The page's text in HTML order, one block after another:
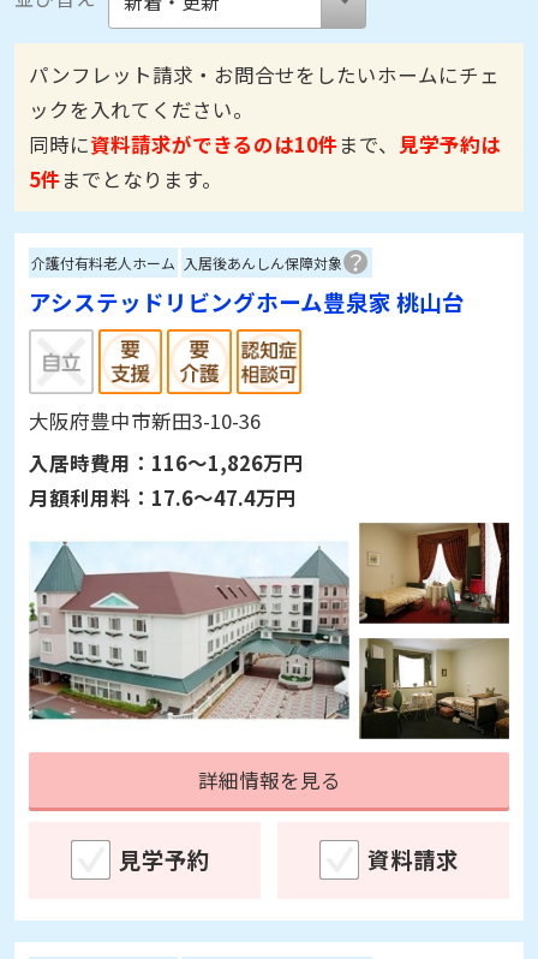
パンフレット請求・お問合せをしたいホームにチェ
ックを入れてください。
同時に資料請求ができるのは10件まで、 見学予約は
5件までとなります。
介護付有料老人ホーム 入居後あんしん保障対象
アシステッドリビングホーム豊泉家 桃山台
大阪府豊中市新田3-10-36
入居時費用： 116～1,826万円
月額利用料： 17.6～47.4万円
詳細情報を見る
見学予約 資料請求